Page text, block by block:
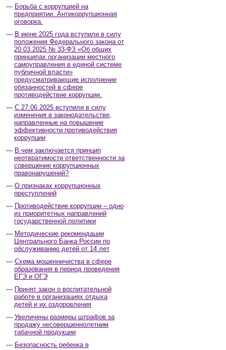
Борьба с коррупцией на
предприятии. Антикоррупционная
оговорка.
В июне 2025 года вступили в силу
положения Федерального закона от
20.03.2025 № 33-ФЗ «Об общих
принципах организации местного
самоуправления в единой системе
публичной власти»
предусматривающие исполнение
обязанностей в сфере
противодействие коррупции.
С 27.06.2025 вступили в силу
изменения в законодательстве,
направленные на повышение
эффективности противодействия
коррупции
В чем заключается принцип
неотвратимости ответственности за
совершение коррупционных
правонарушений?
О признаках коррупционных
преступлений
Противодействие коррупции – одно
из приоритетных направлений
государственной политики
Методические рекомендации
Центрального Банка России по
обслуживанию детей от 14 лет
Схема мошенничества в сфере
образования в период проведения
ЕГЭ и ОГЭ
Принят закон о воспитательной
работе в организациях отдыха
детей и их оздоровления
Увеличены размеры штрафов за
продажу несовершеннолетним
табачной продукции
Безопасность ребенка в